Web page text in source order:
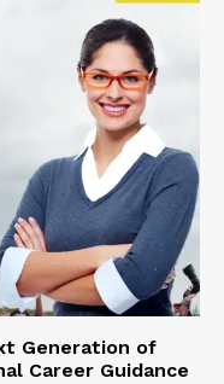
Generation of
Career Guidance